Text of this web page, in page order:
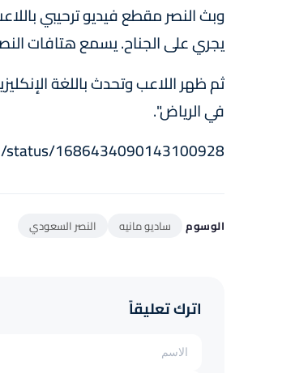
وبث النصر مقطع فيديو ترحيبي
يجري على الجناح. يسمع هتافات
ثم ظهر اللاعب وتحدث باللغة
في الرياض".
status/1686434090143100928
الوسوم ساديو مانيه النصر السعودي
اترك تعليقاً